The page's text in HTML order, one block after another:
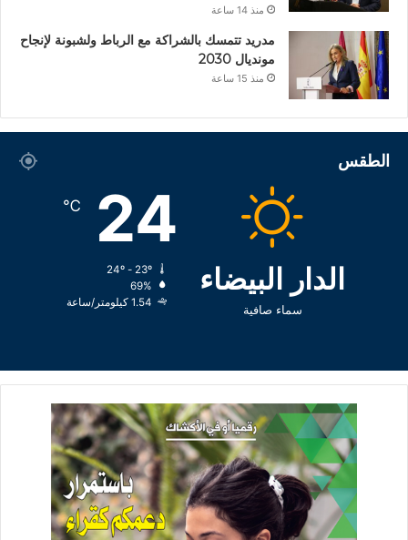
منذ 14 ساعة
مدريد تتمسك بالشراكة مع الرباط ولشبونة لإنجاح
مونديال 2030
منذ 15 ساعة
الطقس
الدار البيضاء
سماء صافية
24
℃
69%
1.54 كيلومتر/ساعة